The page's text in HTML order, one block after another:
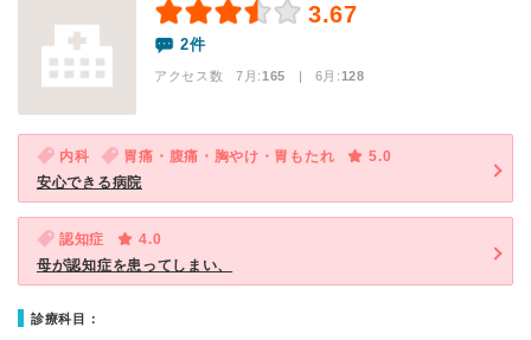
3.67
2件
アクセス数 7月:165 | 6月:128
内科 胃痛・腹痛・胸やけ・胃もたれ
5.0
安心できる病院
認知症
4.0
母が認知症を患ってしまい、
診療科目：